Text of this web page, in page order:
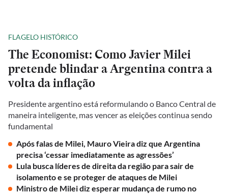
FLAGELO HISTÓRICO
The Economist: Como Javier Milei
pretende blindar a Argentina contra a
volta da inflação
Presidente argentino está reformulando o Banco Central de
maneira inteligente, mas vencer as eleições continua sendo
fundamental
Após falas de Milei, Mauro Vieira diz que Argentina
precisa ‘cessar imediatamente as agressões’
Lula busca líderes de direita da região para sair de
isolamento e se proteger de ataques de Milei
Ministro de Milei diz esperar mudança de rumo no